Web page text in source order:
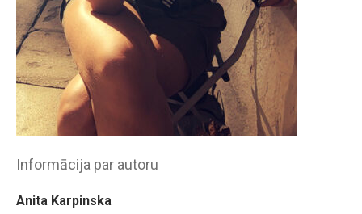
Informācija par autoru
Anita Karpinska